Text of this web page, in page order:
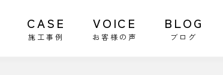
CASE
施工事例
VOICE
お客様の声
BLOG
ブログ